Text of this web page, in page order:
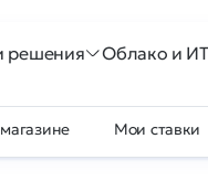
решения Облако и
Мои ставки